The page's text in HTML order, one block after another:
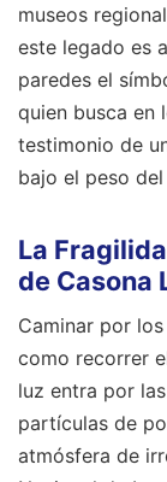
museos
este legado es
paredes el
quien busca en
testimonio de
bajo el peso
La
de Casona
Caminar por
como recorrer
luz entra por
partículas de
atmósfera de